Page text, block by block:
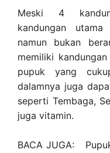
Meski 4
kandungan
namun bukan
memiliki
pupuk yang
dalamnya juga
seperti Tembaga,
juga vitamin.
BACA JUGA: